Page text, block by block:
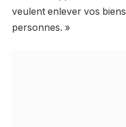
veulent enlever vos
personnes. »